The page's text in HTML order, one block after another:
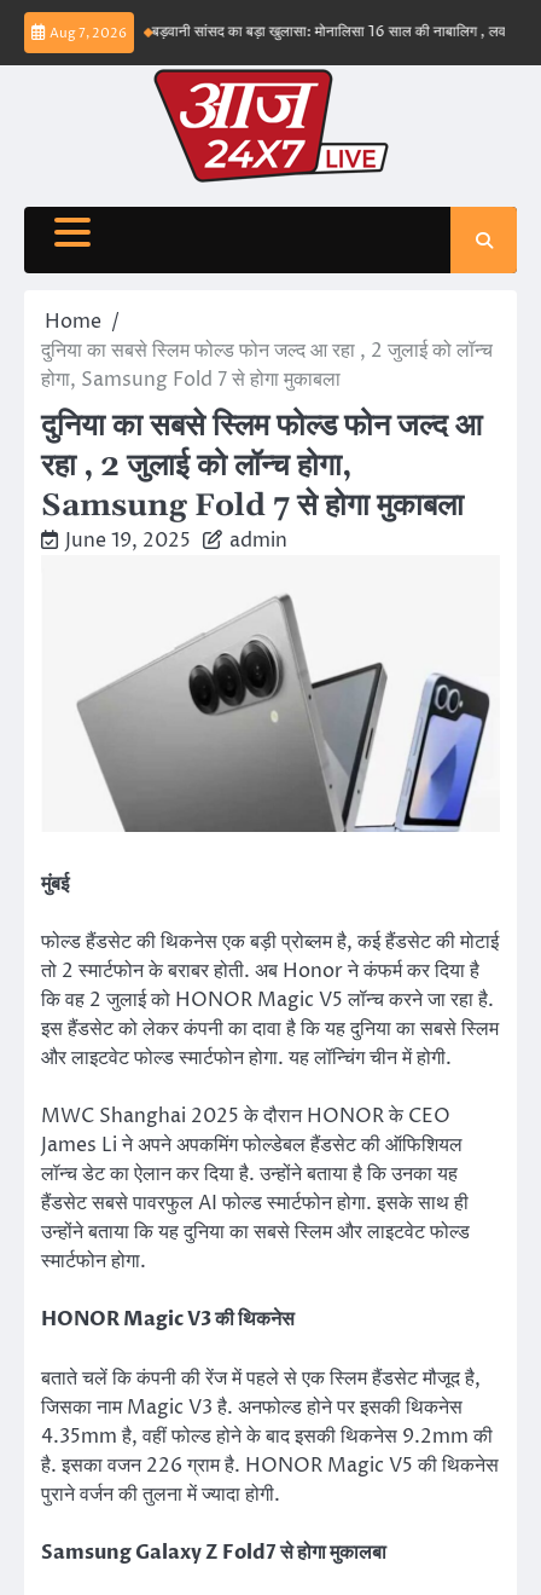
Skip
content
Aug 7, 2026
नहीं – ईरान बड़वानी सांसद का बड़ा खुलासा: मोनालिसा 16 साल की नाबालिग , लव जिहाद के
Home
दुनिया का सबसे स्लिम फोल्ड फोन जल्द आ रहा , 2 जुलाई को लॉन्च
होगा, Samsung Fold 7 से होगा मुकाबला
दुनिया का सबसे स्लिम फोल्ड फोन जल्द आ
रहा , 2 जुलाई को लॉन्च होगा,
Samsung Fold 7 से होगा मुकाबला
June 19, 2025 admin
मुंबई
फोल्ड हैंडसेट की थिकनेस एक बड़ी प्रोब्लम है, कई हैंडसेट की मोटाई
तो 2 स्मार्टफोन के बराबर होती. अब Honor ने कंफर्म कर दिया है
कि वह 2 जुलाई को HONOR Magic V5 लॉन्च करने जा रहा है.
इस हैंडसेट को लेकर कंपनी का दावा है कि यह दुनिया का सबसे स्लिम
और लाइटवेट फोल्ड स्मार्टफोन होगा. यह लॉन्चिंग चीन में होगी.
MWC Shanghai 2025 के दौरान HONOR के CEO
James Li ने अपने अपकमिंग फोल्डेबल हैंडसेट की ऑफिशियल
लॉन्च डेट का ऐलान कर दिया है. उन्होंने बताया है कि उनका यह
हैंडसेट सबसे पावरफुल AI फोल्ड स्मार्टफोन होगा. इसके साथ ही
उन्होंने बताया कि यह दुनिया का सबसे स्लिम और लाइटवेट फोल्ड
स्मार्टफोन होगा.
HONOR Magic V3 की थिकनेस
बताते चलें कि कंपनी की रेंज में पहले से एक स्लिम हैंडसेट मौजूद है,
जिसका नाम Magic V3 है. अनफोल्ड होने पर इसकी थिकनेस
4.35mm है, वहीं फोल्ड होने के बाद इसकी थिकनेस 9.2mm की
है. इसका वजन 226 ग्राम है. HONOR Magic V5 की थिकनेस
पुराने वर्जन की तुलना में ज्यादा होगी.
Samsung Galaxy Z Fold7 से होगा मुकालबा